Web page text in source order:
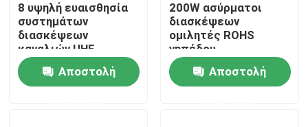
Σπίτι
Προϊόντα
8 υψηλή ευαισθησία
συστημάτων
διασκέψεων
καναλιών UHF
ασύρματη ανθεκτική
Αποστολή
200W ασύρματοι
διασκέψεων
ομιλητές ROHS
γηπέδου
ποδοσφαίρου
συστημάτων
στεγανοί υπαίθριοι
Αποστολή